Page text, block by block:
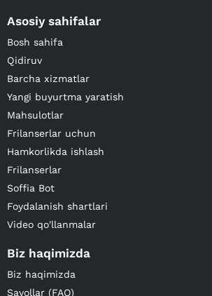
Asosiy sahifalar
Bosh sahifa
Qidiruv
Barcha xizmatlar
Yangi buyurtma yaratish
Mahsulotlar
Frilanserlar uchun
Hamkorlikda ishlash
Frilanserlar
Soffia Bot
Foydalanish shartlari
Video qo'llanmalar
Biz haqimizda
Biz haqimizda
Savollar (FAQ)